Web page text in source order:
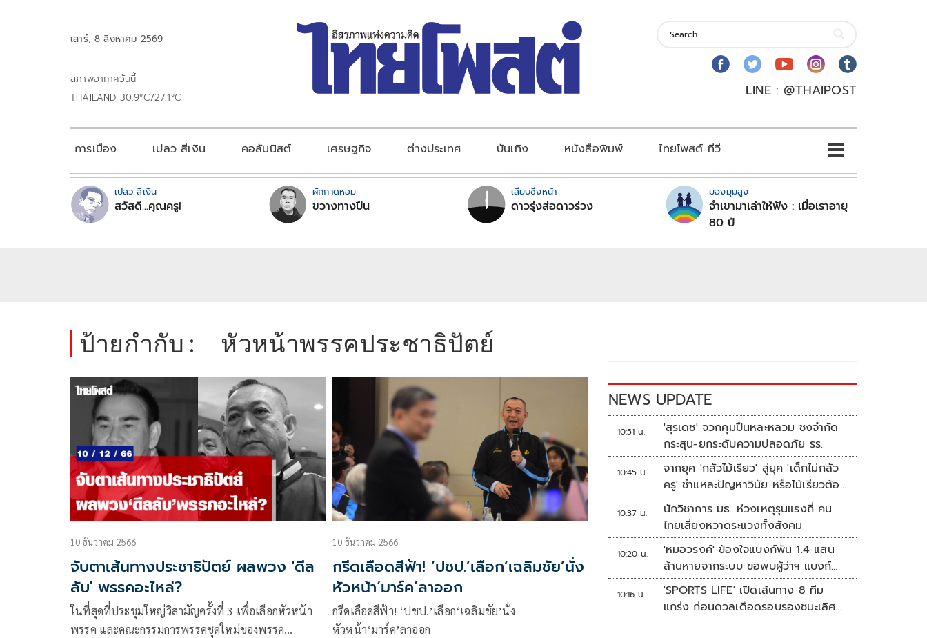
เสาร์, 8 สิงหาคม 2569
สภาพอากาศวันนี้
THAILAND 30.9°C/27.1°C
LINE : @THAIPOST
การเมือง เปลว สีเงิน คอลัมนิสต์ เศรษฐกิจ ต่างประเทศ บันเทิง หนังสือพิมพ์ ไทยโพสต์ ทีวี
เปลว สีเงิน
สวัสดี...คุณครู!
ผักกาดหอม
ขวางทางปืน
เสียบซึ่งหน้า
ดาวรุ่งส่อดาวร่วง
มองมุมสูง
จำเขามาเล่าให้ฟัง : เมื่อเราอายุ
80 ปี
ป้ายกำกับ : หัวหน้าพรรคประชาธิปัตย์
10 ธันวาคม 2566
จับตาเส้นทางประชาธิปัตย์ ผลพวง 'ดีล
ลับ' พรรคอะไหล่?
ในที่สุดที่ประชุมใหญ่วิสามัญครั้งที่ 3 เพื่อเลือกหัวหน้า
พรรค และคณะกรรมการพรรคชุดใหม่ของพรรค
10 ธันวาคม 2566
กรีดเลือดสีฟ้า! ‘ปชป.’เลือก‘เฉลิมชัย’นั่ง
หัวหน้า‘มาร์ค’ลาออก
กรีดเลือดสีฟ้า! ‘ปชป.’เลือก‘เฉลิมชัย’นั่ง
หัวหน้า‘มาร์ค’ลาออก
NEWS UPDATE
10:51 น.
'สุรเดช' จวกคุมปืนหละหลวม ชงจำกัด
กระสุน-ยกระดับความปลอดภัย รร.
10:45 น.
จากยุค 'กลัวไม้เรียว' สู่ยุค 'เด็กไม่กลัว
ครู' ชำแหละปัญหาวินัย หรือไม้เรียวต้อง
กลับมา?
10:37 น.
นักวิชาการ มธ. ห่วงเหตุรุนแรงถี่ คน
ไทยเสี่ยงหวาดระแวงทั้งสังคม
10:20 น.
'หมอวรงค์' ข้องใจแบงก์พัน 1.4 แสน
ล้านหายจากระบบ ขอพบผู้ว่าฯ แบงก์
ชาติ
10:16 น.
'SPORTS LIFE' เปิดเส้นทาง 8 ทีม
แกร่ง ก่อนดวลเดือดรอบรองชนะเลิศ
ศึก 'วอลเลย์บอลนักเรียน แชมป์